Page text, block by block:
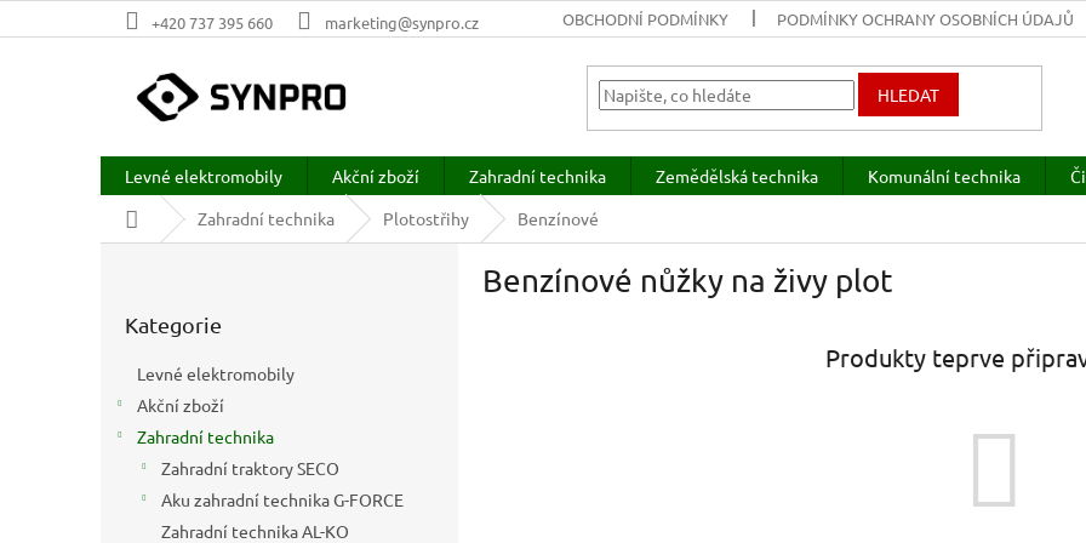
na
+420 737 395 660 marketing@synpro.cz OBCHODNÍ PODMÍNKY PODMÍNKY OCHRANY OSOBNÍCH ÚDAJŮ
HLEDAT
Levné elektromobily Akční zboží Zahradní technika Zemědělská technika Komunální technika
Domů Zahradní technika Plotostřihy Benzínové
kategorie
Kategorie
Levné elektromobily
Akční zboží
Zahradní technika
Zahradní traktory SECO
Aku zahradní technika G-FORCE
Zahradní technika AL-KO
Benzínové nůžky na živy plot
Produkty teprve